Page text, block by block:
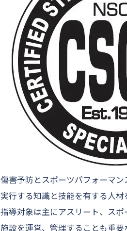
傷害予防とスポーツパフォーマ
実行する知識と技能を有する人材
指導対象は主にアスリート、スポ
施設を運営、管理することも重